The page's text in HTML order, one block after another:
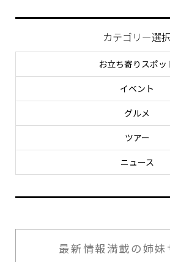
カテゴリー選
お立ち寄りスポッ
イベント
グルメ
ツアー
ニュース
最新情報満載の姉妹